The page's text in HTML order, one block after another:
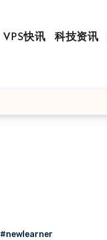
VPS快讯 科技资讯
#newlearner